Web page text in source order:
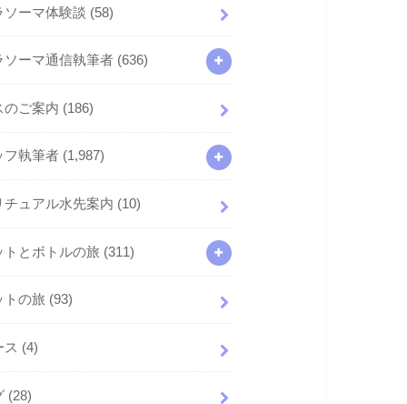
ソーマ体験談 (58)
ソーマ通信執筆者 (636)
のご案内 (186)
フ執筆者 (1,987)
チュアル水先案内 (10)
トとボトルの旅 (311)
トの旅 (93)
ス (4)
(28)